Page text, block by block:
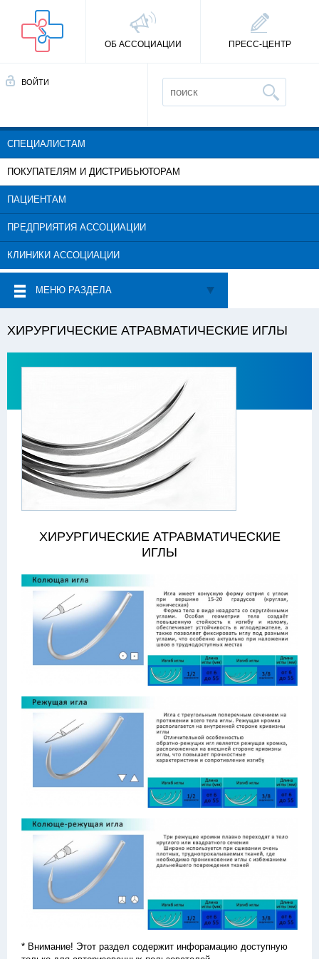
ОБ АССОЦИАЦИИ ПРЕСС-ЦЕНТР
ВОЙТИ
СПЕЦИАЛИСТАМ
ПОКУПАТЕЛЯМ И ДИСТРИБЬЮТОРАМ
ПАЦИЕНТАМ
ПРЕДПРИЯТИЯ АССОЦИАЦИИ
КЛИНИКИ АССОЦИАЦИИ
МЕНЮ РАЗДЕЛА
ХИРУРГИЧЕСКИЕ АТРАВМАТИЧЕСКИЕ ИГЛЫ
ХИРУРГИЧЕСКИЕ АТРАВМАТИЧЕСКИЕ
ИГЛЫ
* Внимание! Этот раздел содержит инфорамацию доступную